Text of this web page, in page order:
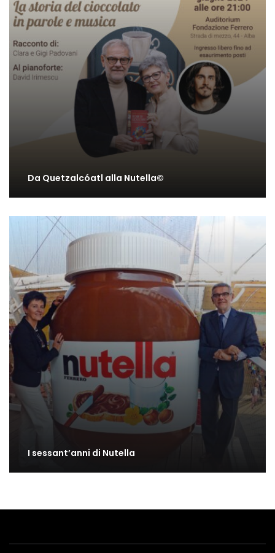
Da Quetzalcóatl alla Nutella©
I sessant’anni di Nutella